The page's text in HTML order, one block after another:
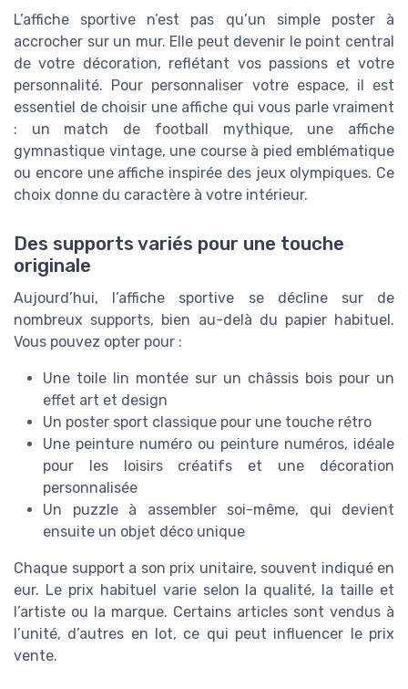
L’affiche sportive n’est pas qu’un simple poster à
accrocher sur un mur. Elle peut devenir le point central
de votre décoration, reflétant vos passions et votre
personnalité. Pour personnaliser votre espace, il est
essentiel de choisir une affiche qui vous parle vraiment
: un match de football mythique, une affiche
gymnastique vintage, une course à pied emblématique
ou encore une affiche inspirée des jeux olympiques. Ce
choix donne du caractère à votre intérieur.
Des supports variés pour une touche
originale
Aujourd’hui, l’affiche sportive se décline sur de
nombreux supports, bien au-delà du papier habituel.
Vous pouvez opter pour :
Une toile lin montée sur un châssis bois pour un
effet art et design
Un poster sport classique pour une touche rétro
Une peinture numéro ou peinture numéros, idéale
pour les loisirs créatifs et une décoration
personnalisée
Un puzzle à assembler soi-même, qui devient
ensuite un objet déco unique
Chaque support a son prix unitaire, souvent indiqué en
eur. Le prix habituel varie selon la qualité, la taille et
l’artiste ou la marque. Certains articles sont vendus à
l’unité, d’autres en lot, ce qui peut influencer le prix
vente.